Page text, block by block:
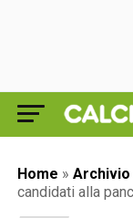
Home » Archivio
candidati alla